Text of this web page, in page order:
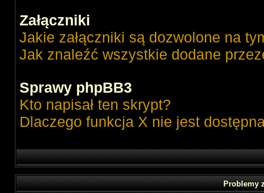
Załączniki
Jakie załączniki są dozwolone na
Jak znaleźć wszystkie dodane
Sprawy phpBB3
Kto napisał ten skrypt?
Dlaczego funkcja X nie jest
Problemy